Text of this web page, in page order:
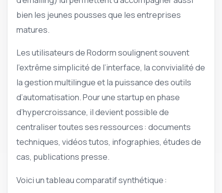
bien les jeunes pousses que les entreprises
matures.
Les utilisateurs de Rodorm soulignent souvent
l’extrême simplicité de l’interface, la convivialité de
la gestion multilingue et la puissance des outils
d’automatisation. Pour une startup en phase
d’hypercroissance, il devient possible de
centraliser toutes ses ressources : documents
techniques, vidéos tutos, infographies, études de
cas, publications presse.
Voici un tableau comparatif synthétique :